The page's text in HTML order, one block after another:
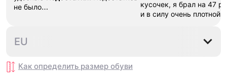
не было
упаковано
кусочек, я брал на 47
и в силу очень плотной
все в коробке .Это
EU
Как определить размер обуви